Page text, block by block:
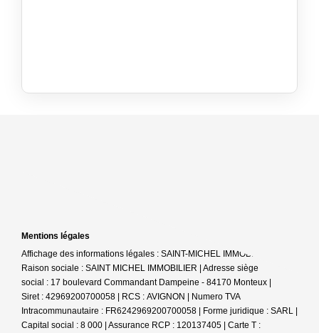
Mentions légales
Affichage des informations légales : SAINT-MICHEL IMMOBILIER |
Raison sociale : SAINT MICHEL IMMOBILIER | Adresse siège
social : 17 boulevard Commandant Dampeine - 84170 Monteux |
Siret : 42969200700058 | RCS : AVIGNON | Numero TVA
Intracommunautaire : FR6242969200700058 | Forme juridique : SARL |
Capital social : 8 000 | Assurance RCP : 120137405 | Carte T :